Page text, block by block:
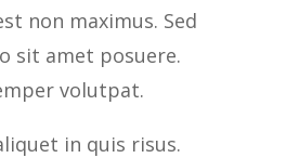
non maximus. Sed
sit amet posuere.
volutpat.
in quis risus.